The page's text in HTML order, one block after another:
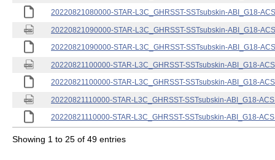
20220821080000-STAR-L3C_GHRSST-SSTsubskin-ABI_G18-
20220821090000-STAR-L3C_GHRSST-SSTsubskin-ABI_G18-
20220821090000-STAR-L3C_GHRSST-SSTsubskin-ABI_G18-
20220821100000-STAR-L3C_GHRSST-SSTsubskin-ABI_G18-
20220821100000-STAR-L3C_GHRSST-SSTsubskin-ABI_G18-
20220821110000-STAR-L3C_GHRSST-SSTsubskin-ABI_G18-
20220821110000-STAR-L3C_GHRSST-SSTsubskin-ABI_G18-
Showing 1 to 25 of 49 entries